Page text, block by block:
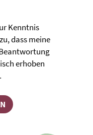
Kenntnis
dass meine
erhoben